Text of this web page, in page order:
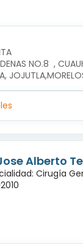
NO.8  ,
Alberto
Cirugía